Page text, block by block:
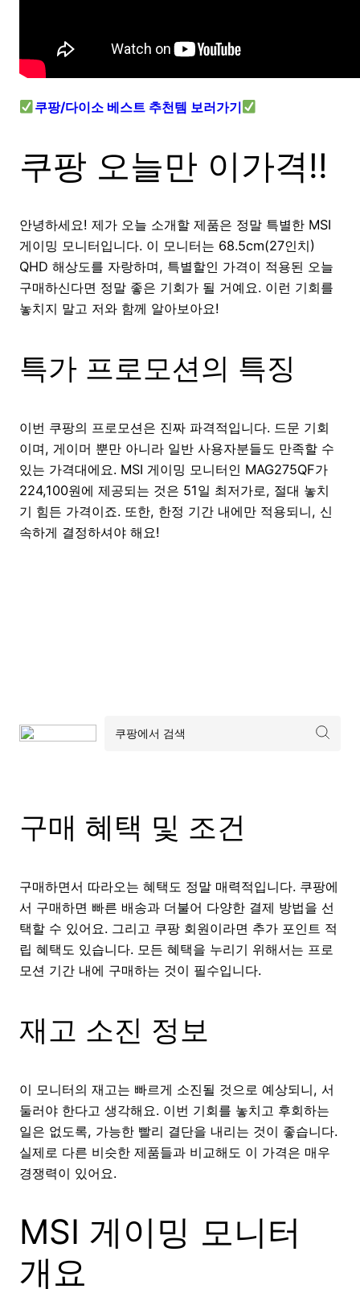
쿠팡/다이소 베스트 추천템 보러가기
쿠팡 오늘만 이가격!!
안녕하세요! 제가 오늘 소개할 제품은 정말 특별한 MSI
게이밍 모니터입니다. 이 모니터는 68.5cm(27인치)
QHD 해상도를 자랑하며, 특별할인 가격이 적용된 오늘
구매하신다면 정말 좋은 기회가 될 거예요. 이런 기회를
놓치지 말고 저와 함께 알아보아요!
특가 프로모션의 특징
이번 쿠팡의 프로모션은 진짜 파격적입니다. 드문 기회
이며, 게이머 뿐만 아니라 일반 사용자분들도 만족할 수
있는 가격대에요. MSI 게이밍 모니터인 MAG275QF가
224,100원에 제공되는 것은 51일 최저가로, 절대 놓치
기 힘든 가격이죠. 또한, 한정 기간 내에만 적용되니, 신
속하게 결정하셔야 해요!
구매 혜택 및 조건
구매하면서 따라오는 혜택도 정말 매력적입니다. 쿠팡에
서 구매하면 빠른 배송과 더불어 다양한 결제 방법을 선
택할 수 있어요. 그리고 쿠팡 회원이라면 추가 포인트 적
립 혜택도 있습니다. 모든 혜택을 누리기 위해서는 프로
모션 기간 내에 구매하는 것이 필수입니다.
재고 소진 정보
이 모니터의 재고는 빠르게 소진될 것으로 예상되니, 서
둘러야 한다고 생각해요. 이번 기회를 놓치고 후회하는
일은 없도록, 가능한 빨리 결단을 내리는 것이 좋습니다.
실제로 다른 비슷한 제품들과 비교해도 이 가격은 매우
경쟁력이 있어요.
MSI 게이밍 모니터
개요